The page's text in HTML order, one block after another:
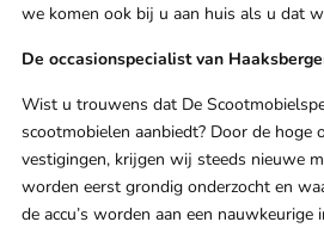
we komen ook bij u aan huis als u dat
De occasionspecialist van
Wist u trouwens dat De
scootmobielen aanbiedt? Door de hoge
vestigingen, krijgen wij steeds nieuwe
worden eerst grondig onderzocht en
de accu’s worden aan een